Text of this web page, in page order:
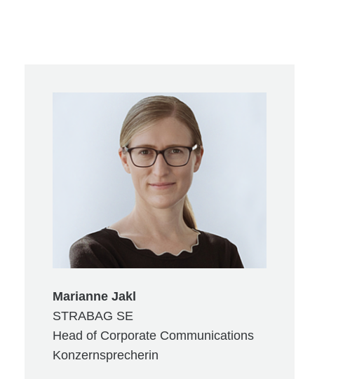
Marianne Jakl
STRABAG SE
Head of Corporate Communications
Konzernsprecherin